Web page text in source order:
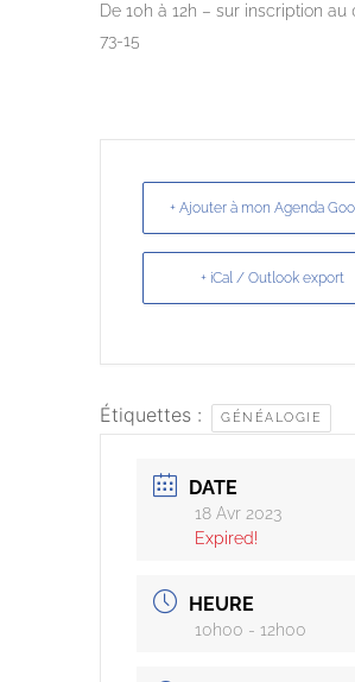
De 10h à 12h – sur inscription au
73-15
+ Ajouter à mon Agenda
+ iCal / Outlook export
Étiquettes : GÉNÉALOGIE
DATE
18 Avr 2023
Expired!
HEURE
10h00 - 12h00